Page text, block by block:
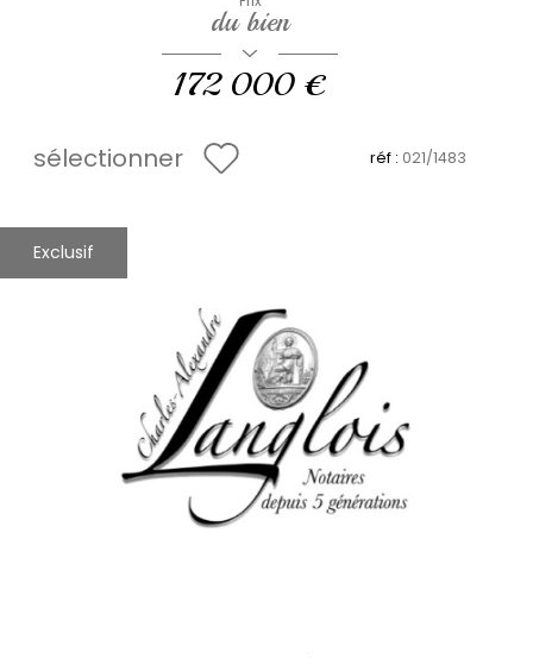
du bien
172 000 €
sélectionner réf : 021/1483
Exclusif